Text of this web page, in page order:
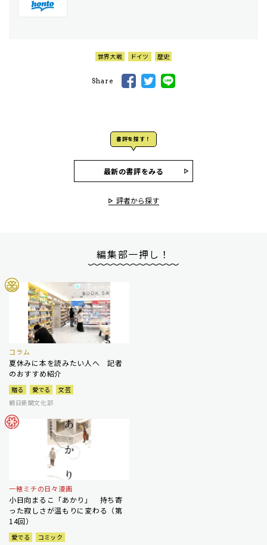
世界大戦 ドイツ 歴史
Share
書評を探す！
最新の書評をみる
評者から探す
編集部一押し！
コラム
夏休みに本を読みたい人へ 記者
のおすすめ紹介
贈る 愛でる
文芸
朝日新聞文化部
一穂ミチの日々漫画
小日向まるこ「あかり」 持ち寄
った寂しさが温もりに変わる（第
14回）
愛でる
コミック